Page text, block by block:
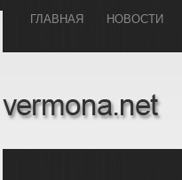
ГЛАВHАЯ НОВОСТИ